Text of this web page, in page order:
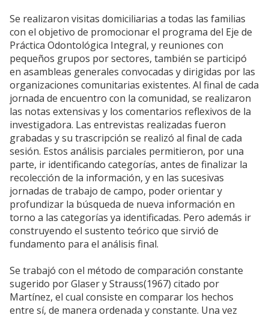
Se realizaron visitas domiciliarias a todas las familias
con el objetivo de promocionar el programa del Eje de
Práctica Odontológica Integral, y reuniones con
pequeños grupos por sectores, también se participó
en asambleas generales convocadas y dirigidas por las
organizaciones comunitarias existentes. Al final de cada
jornada de encuentro con la comunidad, se realizaron
las notas extensivas y los comentarios reflexivos de la
investigadora. Las entrevistas realizadas fueron
grabadas y su trascripción se realizó al final de cada
sesión. Estos análisis parciales permitieron, por una
parte, ir identificando categorías, antes de finalizar la
recolección de la información, y en las sucesivas
jornadas de trabajo de campo, poder orientar y
profundizar la búsqueda de nueva información en
torno a las categorías ya identificadas. Pero además ir
construyendo el sustento teórico que sirvió de
fundamento para el análisis final.
Se trabajó con el método de comparación constante
sugerido por Glaser y Strauss(1967) citado por
Martínez, el cual consiste en comparar los hechos
entre sí, de manera ordenada y constante. Una vez